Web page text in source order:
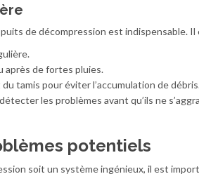
de décompression est indispensable. Il
après de fortes pluies.
tamis pour éviter l’accumulation de
les problèmes avant qu’ils ne
potentiels
soit un système ingénieux, il est